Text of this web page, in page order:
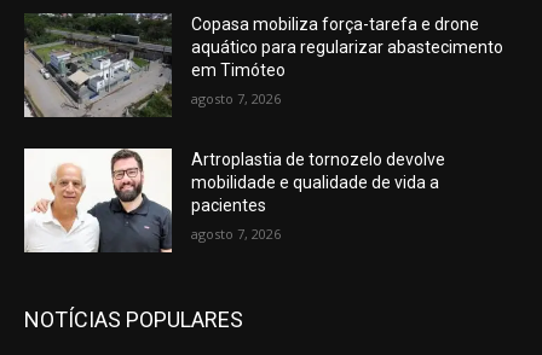
Copasa mobiliza força-tarefa e drone
aquático para regularizar abastecimento
em Timóteo
agosto 7, 2026
Artroplastia de tornozelo devolve
mobilidade e qualidade de vida a
pacientes
agosto 7, 2026
NOTÍCIAS POPULARES